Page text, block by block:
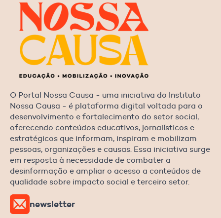
O Portal Nossa Causa - uma iniciativa do Instituto
Nossa Causa - é plataforma digital voltada para o
desenvolvimento e fortalecimento do setor social,
oferecendo conteúdos educativos, jornalísticos e
estratégicos que informam, inspiram e mobilizam
pessoas, organizações e causas. Essa iniciativa surge
em resposta à necessidade de combater a
desinformação e ampliar o acesso a conteúdos de
qualidade sobre impacto social e terceiro setor.
newsletter